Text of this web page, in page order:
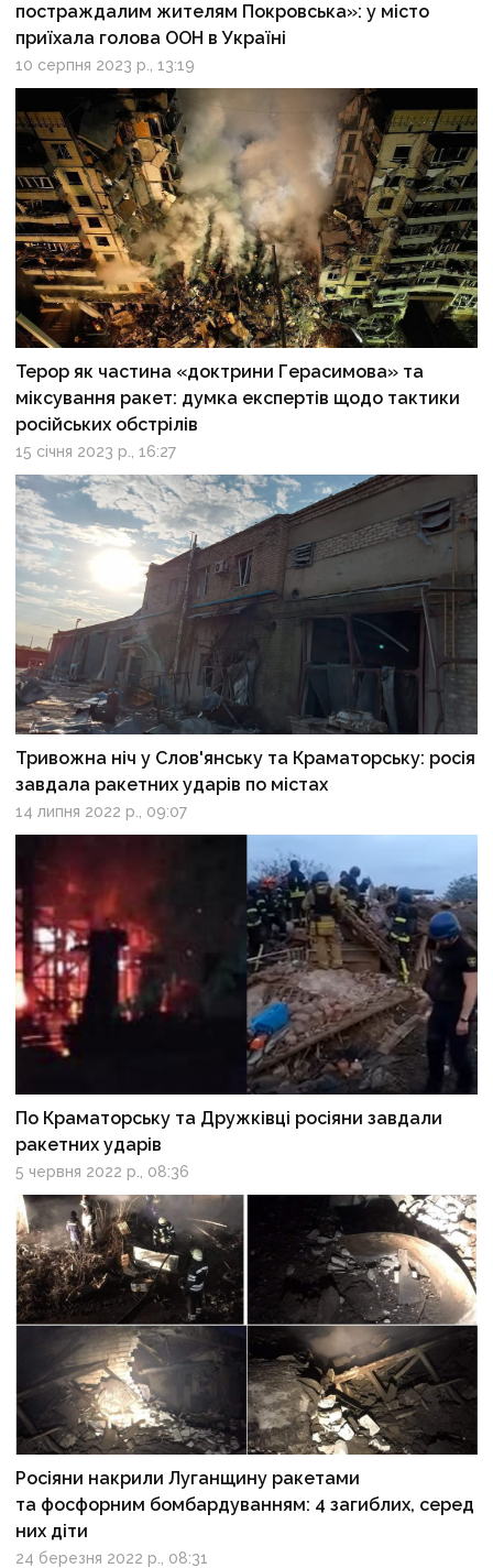
постраждалим жителям Покровська»: у місто
приїхала голова ООН в Україні
10 серпня 2023 р., 13:19
Терор як частина «доктрини Герасимова» та
міксування ракет: думка експертів щодо тактики
російських обстрілів
15 січня 2023 р., 16:27
Тривожна ніч у Слов'янську та Краматорську: росія
завдала ракетних ударів по містах
14 липня 2022 р., 09:07
По Краматорську та Дружківці росіяни завдали
ракетних ударів
5 червня 2022 р., 08:36
Росіяни накрили Луганщину ракетами
та фосфорним бомбардуванням: 4 загиблих, серед
них діти
24 березня 2022 р., 08:31